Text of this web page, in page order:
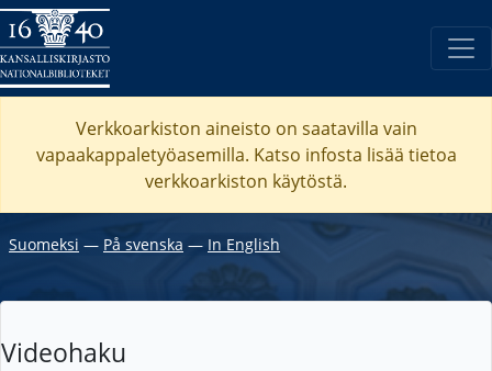
Verkkoarkiston aineisto on saatavilla vain
vapaakappaletyöasemilla. Katso infosta lisää tietoa
verkkoarkiston käytöstä.
Suomeksi ― På svenska ― In English
Videohaku